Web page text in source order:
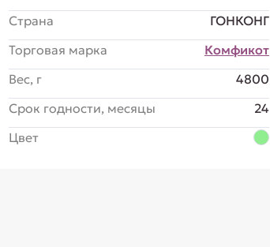
Страна
ГОНКОНГ
Торговая марка
Комфикот
Вес, г
4800
Срок годности, месяцы
24
Цвет